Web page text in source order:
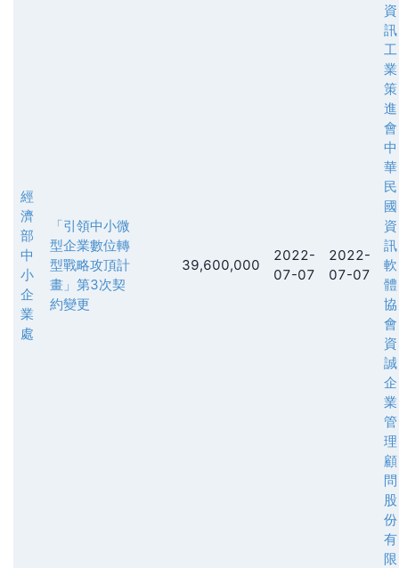
經
濟
部
中
小
企
業
處
「引領中小微
型企業數位轉
型戰略攻頂計
畫」第3次契
約變更
39,600,000
2022-
07-07
2022-
07-07
資
訊
工
業
策
進
會
中
華
民
國
資
訊
軟
體
協
會
資
誠
企
業
管
理
顧
問
股
份
有
限